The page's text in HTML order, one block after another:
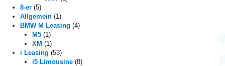
8-er (5)
Allgemein (1)
BMW M Leasing (4)
M5 (1)
XM (1)
i Leasing (53)
i5 Limousine (8)